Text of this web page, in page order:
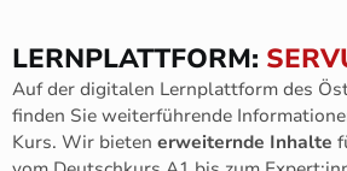
LERNPLATTFORM:
Auf der digitalen Lernplattform des
finden Sie weiterführende
Kurs. Wir bieten erweiternde Inhalte